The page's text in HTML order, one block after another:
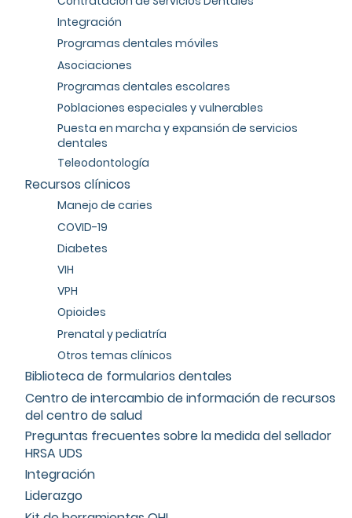
Integración
Programas dentales móviles
Asociaciones
Programas dentales escolares
Poblaciones especiales y vulnerables
Puesta en marcha y expansión de servicios
dentales
Teleodontología
Recursos clínicos
Manejo de caries
COVID-19
Diabetes
VIH
VPH
Opioides
Prenatal y pediatría
Otros temas clínicos
Biblioteca de formularios dentales
Centro de intercambio de información de recursos
del centro de salud
Preguntas frecuentes sobre la medida del sellador
HRSA UDS
Integración
Liderazgo